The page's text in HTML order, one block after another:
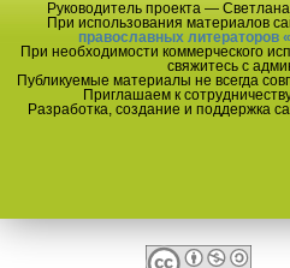
Руководитель проекта —
При использования материалов
православных
При необходимости коммерческого
свяжитесь с
Публикуемые материалы не всегда
Приглашаем к
Разработка, создание и поддержка